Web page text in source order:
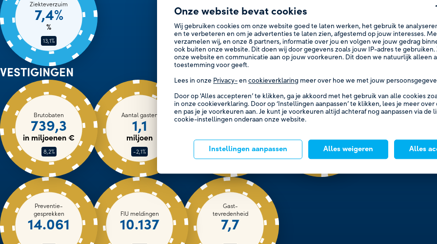
Onze website bevat cookies
Wij gebruiken cookies om onze website goed te laten werken, het gebruik te
en te verbeteren en om je advertenties te laten zien, afgestemd op jouw interesses.
verzamelen wij, en onze 8 partners, informatie over jou en volgen we jouw gedrag
ook buiten onze website. Dit doen wij door gegevens zoals jouw IP-adres te gebruiken.
onze website en communicatie aan op jouw voorkeuren. Dit doen we natuurlijk alleen
toestemming voor geeft.
Lees in onze Privacy-en cookieverklaring meer over hoe we met jouw
Door op 'Alles accepteren’ te klikken, ga je akkoord met het gebruik van alle cookies
in onze cookieverklaring. Door op ‘Instellingen aanpassen’ te klikken, lees je meer over
en pas je je voorkeuren aan. Je kunt je voorkeuren altijd achteraf nog aanpassen via de
cookie-instellingen onderaan onze website.
Instellingen aanpassen Alles weigeren Alles
Ziekteverzuim
7,4%
%
13,1%
VESTIGINGEN
Brutobaten
739,3
in miljoenen €
8,2%
Aantal gasten
1,1
miljoen
-2,1%
Aantal
bezoeken
5,3
miljoen
2,0%
Besteding
per bezoek
6,1%
Preventie-
gesprekken
14.061
FIU meldingen
10.137
Gast-
tevredenheid
7,7